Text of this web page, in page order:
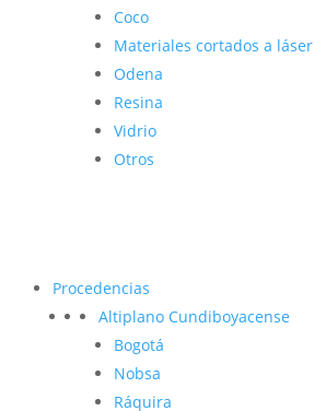
Coco
Materiales cortados a láser
Odena
Resina
Vidrio
Otros
Procedencias
Altiplano Cundiboyacense
Bogotá
Nobsa
Ráquira